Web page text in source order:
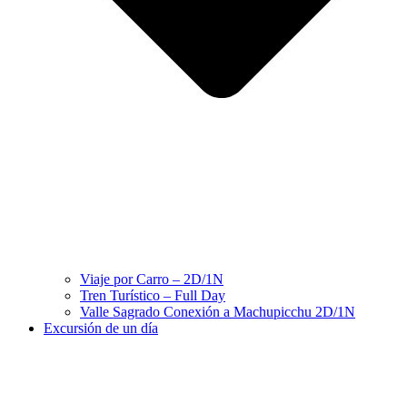
Viaje por Carro – 2D/1N
Tren Turístico – Full Day
Valle Sagrado Conexión a Machupicchu 2D/1N
Excursión de un día